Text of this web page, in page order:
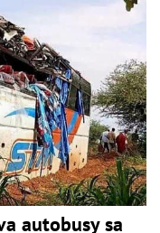
autobusy sa